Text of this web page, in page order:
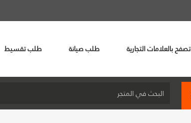
تصفح بالعلامات التجارية طلب صيانة طلب تقسيط